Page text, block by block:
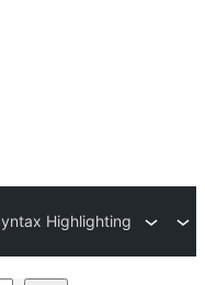
Highlighting